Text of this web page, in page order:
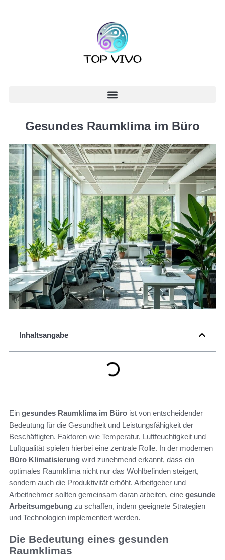
Gesundes Raumklima im Büro
Inhaltsangabe
Ein gesundes Raumklima im Büro ist von entscheidender
Bedeutung für die Gesundheit und Leistungsfähigkeit der
Beschäftigten. Faktoren wie Temperatur, Luftfeuchtigkeit und
Luftqualität spielen hierbei eine zentrale Rolle. In der modernen
Büro Klimatisierung wird zunehmend erkannt, dass ein
optimales Raumklima nicht nur das Wohlbefinden steigert,
sondern auch die Produktivität erhöht. Arbeitgeber und
Arbeitnehmer sollten gemeinsam daran arbeiten, eine gesunde
Arbeitsumgebung zu schaffen, indem geeignete Strategien
und Technologien implementiert werden.
Die Bedeutung eines gesunden
Raumklimas